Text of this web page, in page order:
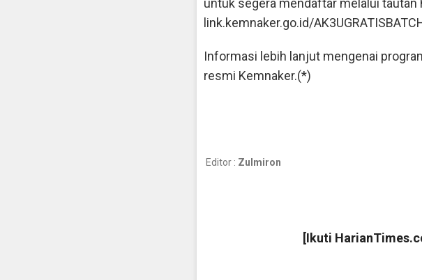
untuk segera mendaftar melalui
link.kemnaker.go.id/
Informasi lebih lanjut mengenai
resmi Kemnaker.(*)
Editor : Zulmiron
[Ikuti